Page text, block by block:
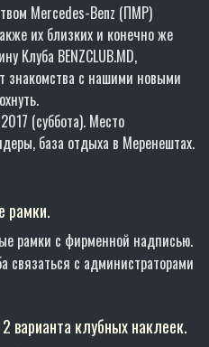
Mercedes-Benz (ПМР)
их близких и конечно же
Клуба BENZCLUB.MD,
знакомства с нашими новыми
(суббота). Место
база отдыха в Меренештах.
рамки.
рамки с фирменной надписью.
связаться с администраторами
варианта клубных наклеек.